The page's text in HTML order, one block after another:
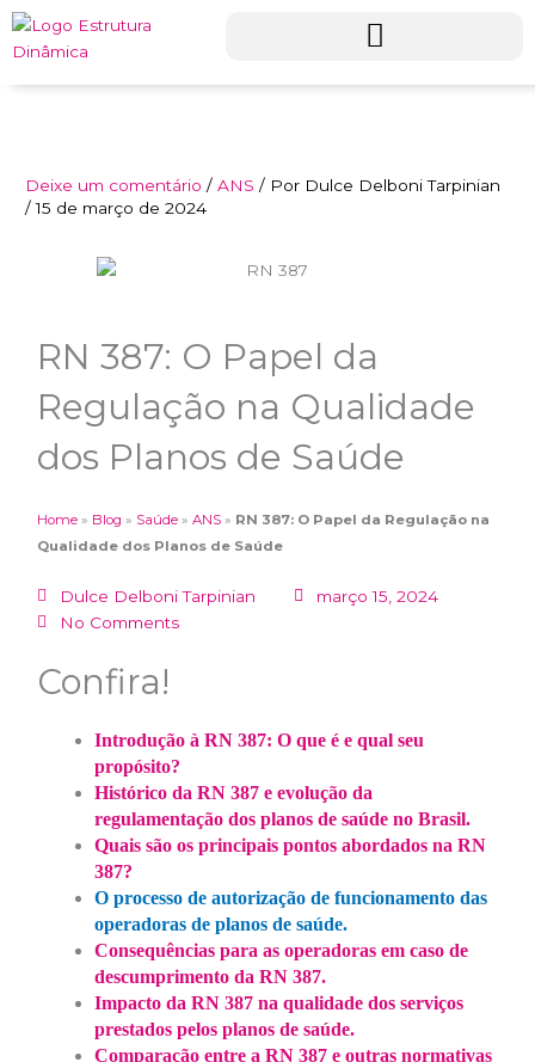
conteúdo
Deixe um comentário /ANS / Por Dulce Delboni Tarpinian
/15 de março de 2024
RN 387: O Papel da
Regulação na Qualidade
dos Planos de Saúde
Home » Blog » Saúde »ANS » RN 387: O Papel da Regulação na
Qualidade dos Planos de Saúde
Dulce Delboni Tarpinian
março 15, 2024
No Comments
Confira!
Introdução à RN 387: O que é e qual seu
propósito?
Histórico da RN 387 e evolução da
regulamentação dos planos de saúde no Brasil.
Quais são os principais pontos abordados na RN
387?
O processo de autorização de funcionamento das
operadoras de planos de saúde.
Consequências para as operadoras em caso de
descumprimento da RN 387.
Impacto da RN 387 na qualidade dos serviços
prestados pelos planos de saúde.
Comparação entre a RN 387 e outras normativas